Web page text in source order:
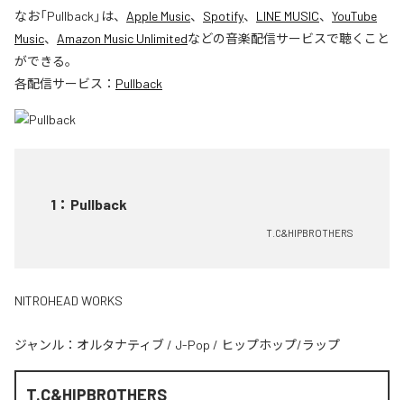
なお「Pullback 」は、 Apple Music、 Spotify、 LINE MUSIC、 YouTube
Music、 Amazon Music Unlimitedなどの音楽配信サービスで聴くこと
ができる。
各配信サービス： Pullback
1 ： Pullback
T.C&HIPBROTHERS
NITROHEAD WORKS
ジャンル： オルタナティブ / J-Pop / ヒップホップ/ラップ
T.C&HIPBROTHERS